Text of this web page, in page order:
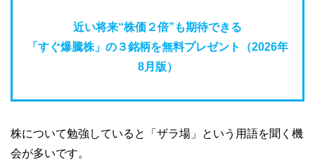
近い将来“株価２倍”も期待できる
「すぐ爆騰株」の３銘柄を無料プレゼント（2026年
8月版）
株について勉強していると「ザラ場」という用語を聞く機
会が多いです。